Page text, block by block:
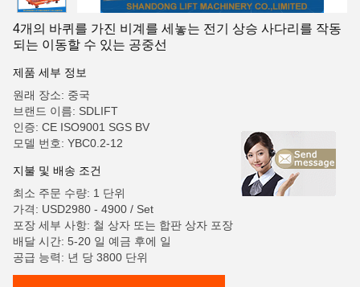
4개의 바퀴를 가진 비계를 세놓는 전기 상승 사다리를 작동
되는 이동할 수 있는 공중선
제품 세부 정보
원래 장소: 중국
브랜드 이름: SDLIFT
인증: CE ISO9001 SGS BV
모델 번호: YBC0.2-12
지불 및 배송 조건
최소 주문 수량: 1 단위
가격: USD2980 - 4900 / Set
포장 세부 사항: 철 상자 또는 합판 상자 포장
배달 시간: 5-20 일 예금 후에 일
공급 능력: 년 당 3800 단위